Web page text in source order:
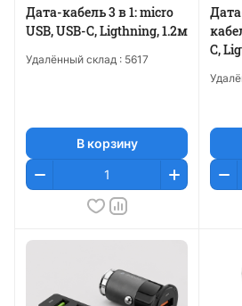
Дата-кабель 3 в 1: micro
USB, USB-C, Ligthning, 1.2м
Удалённый склад : 5617
В корзину
C,